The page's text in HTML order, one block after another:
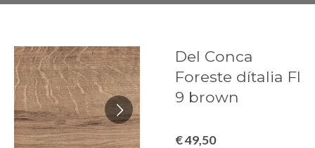
de
Del Conca
Foreste dítalia FI
9 brown
€ 49,50